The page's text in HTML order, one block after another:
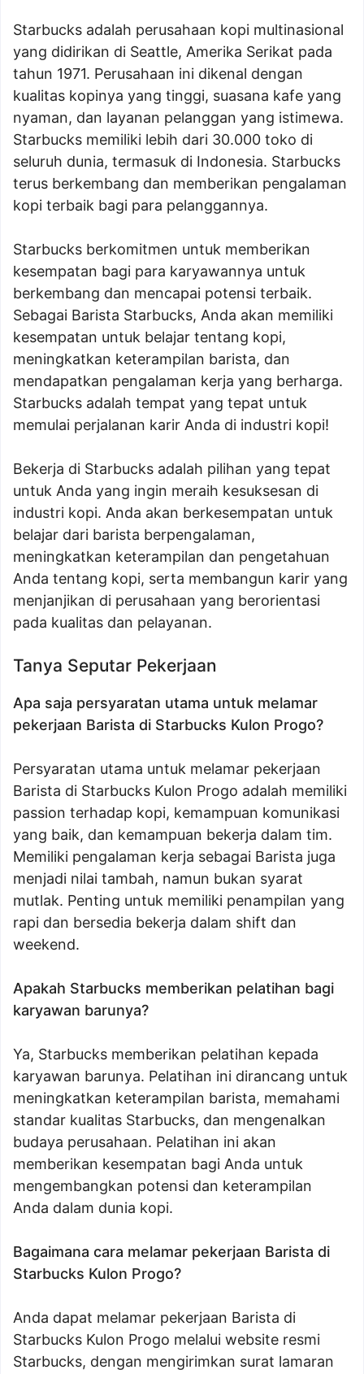
Starbucks adalah perusahaan kopi multinasional
yang didirikan di Seattle, Amerika Serikat pada
tahun 1971. Perusahaan ini dikenal dengan
kualitas kopinya yang tinggi, suasana kafe yang
nyaman, dan layanan pelanggan yang istimewa.
Starbucks memiliki lebih dari 30.000 toko di
seluruh dunia, termasuk di Indonesia. Starbucks
terus berkembang dan memberikan pengalaman
kopi terbaik bagi para pelanggannya.
Starbucks berkomitmen untuk memberikan
kesempatan bagi para karyawannya untuk
berkembang dan mencapai potensi terbaik.
Sebagai Barista Starbucks, Anda akan memiliki
kesempatan untuk belajar tentang kopi,
meningkatkan keterampilan barista, dan
mendapatkan pengalaman kerja yang berharga.
Starbucks adalah tempat yang tepat untuk
memulai perjalanan karir Anda di industri kopi!
Bekerja di Starbucks adalah pilihan yang tepat
untuk Anda yang ingin meraih kesuksesan di
industri kopi. Anda akan berkesempatan untuk
belajar dari barista berpengalaman,
meningkatkan keterampilan dan pengetahuan
Anda tentang kopi, serta membangun karir yang
menjanjikan di perusahaan yang berorientasi
pada kualitas dan pelayanan.
Tanya Seputar Pekerjaan
Apa saja persyaratan utama untuk melamar
pekerjaan Barista di Starbucks Kulon Progo?
Persyaratan utama untuk melamar pekerjaan
Barista di Starbucks Kulon Progo adalah memiliki
passion terhadap kopi, kemampuan komunikasi
yang baik, dan kemampuan bekerja dalam tim.
Memiliki pengalaman kerja sebagai Barista juga
menjadi nilai tambah, namun bukan syarat
mutlak. Penting untuk memiliki penampilan yang
rapi dan bersedia bekerja dalam shift dan
weekend.
Apakah Starbucks memberikan pelatihan bagi
karyawan barunya?
Ya, Starbucks memberikan pelatihan kepada
karyawan barunya. Pelatihan ini dirancang untuk
meningkatkan keterampilan barista, memahami
standar kualitas Starbucks, dan mengenalkan
budaya perusahaan. Pelatihan ini akan
memberikan kesempatan bagi Anda untuk
mengembangkan potensi dan keterampilan
Anda dalam dunia kopi.
Bagaimana cara melamar pekerjaan Barista di
Starbucks Kulon Progo?
Anda dapat melamar pekerjaan Barista di
Starbucks Kulon Progo melalui website resmi
Starbucks, dengan mengirimkan surat lamaran